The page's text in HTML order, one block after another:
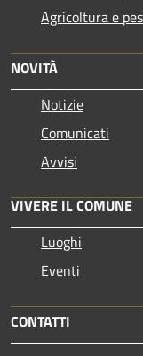
Agricoltura e
NOVITÀ
Notizie
Comunicati
Avvisi
VIVERE IL COMUNE
Luoghi
Eventi
CONTATTI